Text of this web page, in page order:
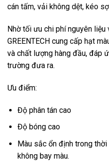
cán tấm, vải không dệt, kéo
Nhờ tối ưu chi phí nguyên
GREENTECH cung cấp hạt
và chất lượng hàng đầu, đáp
trường đưa ra.
Ưu điểm:
Độ phân tán cao
Độ bóng cao
Màu sắc ổn định trong thời
không bay màu.